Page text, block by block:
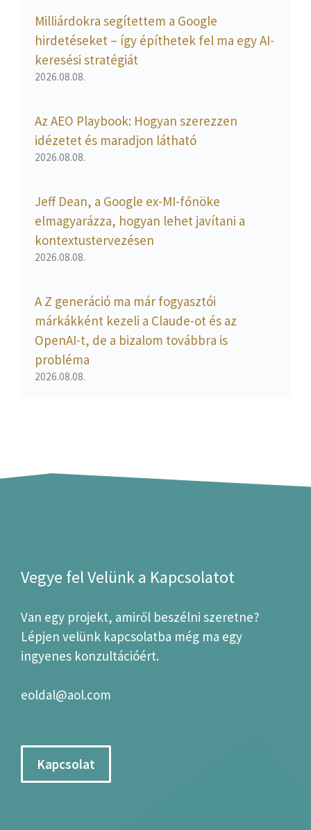
Milliárdokra segítettem a Google
hirdetéseket – így építhetek fel ma egy AI-
keresési stratégiát
2026.08.08.
Az AEO Playbook: Hogyan szerezzen
idézetet és maradjon látható
2026.08.08.
Jeff Dean, a Google ex-MI-főnöke
elmagyarázza, hogyan lehet javítani a
kontextustervezésen
2026.08.08.
A Z generáció ma már fogyasztói
márkákként kezeli a Claude-ot és az
OpenAI-t, de a bizalom továbbra is
probléma
2026.08.08.
Vegye fel Velünk a Kapcsolatot
Van egy projekt, amiről beszélni szeretne?
Lépjen velünk kapcsolatba még ma egy
ingyenes konzultációért.
eoldal@aol.com
Kapcsolat